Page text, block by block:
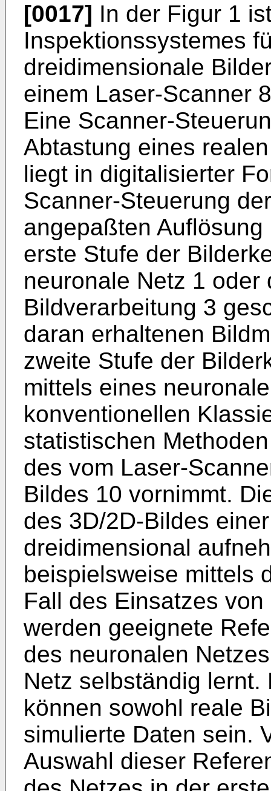
[0017] In der Figur 1
Inspektionssystemes
dreidimensionale
einem Laser-Scanner
Eine Scanner-
Abtastung eines
liegt in digitalisierter
Scanner-Steuerung
angepaßten
erste Stufe der
neuronale Netz 1
Bildverarbeitung 3
daran erhaltenen
zweite Stufe der
mittels eines
konventionellen
statistischen
des vom Laser-
Bildes 10 vornimmt.
des 3D/2D-Bildes
dreidimensional
beispielsweise mittels
Fall des Einsatzes
werden geeignete
des neuronalen
Netz selbständig
können sowohl reale
simulierte Daten sein.
Auswahl dieser